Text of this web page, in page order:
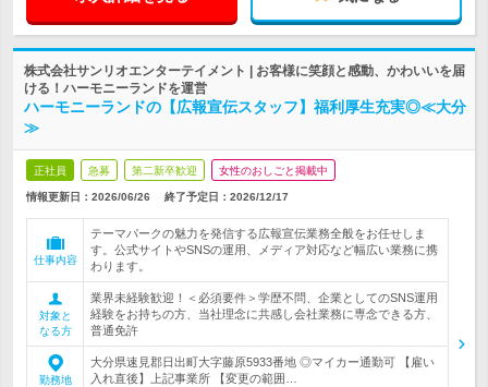
株式会社サンリオエンターテイメント | お客様に笑顔と感動、かわいいを届
ける！ハーモニーランドを運営
ハーモニーランドの【広報宣伝スタッフ】福利厚生充実◎≪大分
≫
正社員 急募 第二新卒歓迎 女性のおしごと掲載中
情報更新日：2026/06/26 終了予定日： 2026/12/17
仕事内容
テーマパークの魅力を発信する広報宣伝業務全般をお任せしま
す。公式サイトやSNSの運用、メディア対応など幅広い業務に携
わります。
対象と
なる方
業界未経験歓迎！＜必須要件＞学歴不問、企業としてのSNS運用
経験をお持ちの方、当社理念に共感し会社業務に専念できる方、
普通免許
勤務地
大分県速見郡日出町大字藤原5933番地 ◎マイカー通勤可 【雇い
入れ直後】上記事業所 【変更の範囲…